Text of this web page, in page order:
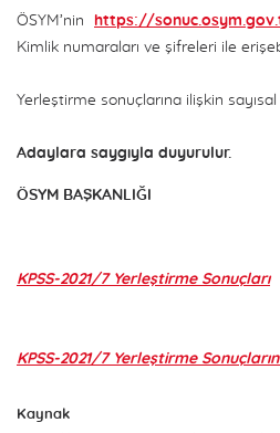
ÖSYM’nin https://
Kimlik numaraları ve şifreleri ile
Yerleştirme sonuçlarına ilişkin
Adaylara saygıyla duyurulur.
ÖSYM BAŞKANLIĞI
KPSS-2021/7 Yerleştirme Sonuçları
KPSS-2021/7 Yerleştirme
Kaynak